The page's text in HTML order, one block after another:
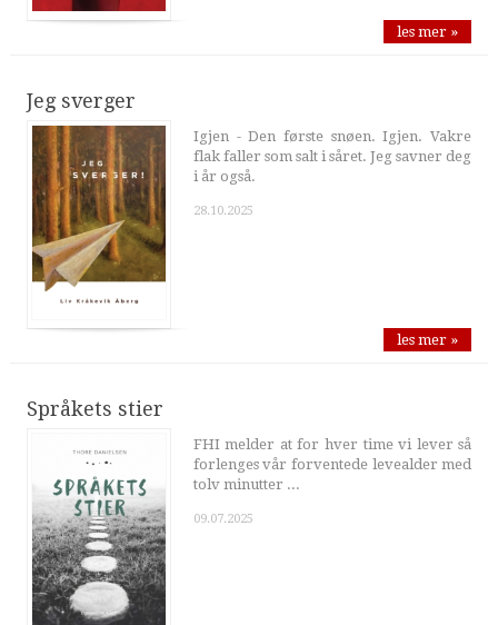
les mer »
Jeg sverger
Igjen - Den første snøen. Igjen. Vakre
flak faller som salt i såret. Jeg savner deg
i år også.
28.10.2025
les mer »
Språkets stier
FHI melder at for hver time vi lever så
forlenges vår forventede levealder med
tolv minutter ...
09.07.2025